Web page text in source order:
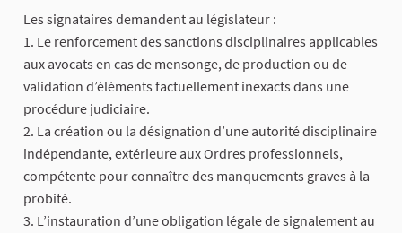
Les signataires demandent au législateur :
1. Le renforcement des sanctions disciplinaires applicables
aux avocats en cas de mensonge, de production ou de
validation d’éléments factuellement inexacts dans une
procédure judiciaire.
2. La création ou la désignation d’une autorité disciplinaire
indépendante, extérieure aux Ordres professionnels,
compétente pour connaître des manquements graves à la
probité.
3. L’instauration d’une obligation légale de signalement au